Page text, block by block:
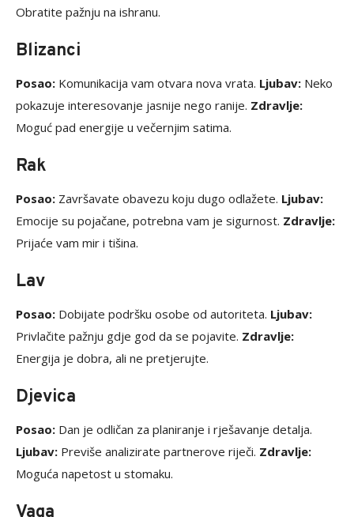
Obratite pažnju na ishranu.
Blizanci
Posao: Komunikacija vam otvara nova vrata. Ljubav: Neko
pokazuje interesovanje jasnije nego ranije. Zdravlje:
Moguć pad energije u večernjim satima.
Rak
Posao: Završavate obavezu koju dugo odlažete. Ljubav:
Emocije su pojačane, potrebna vam je sigurnost. Zdravlje:
Prijaće vam mir i tišina.
Lav
Posao: Dobijate podršku osobe od autoriteta. Ljubav:
Privlačite pažnju gdje god da se pojavite. Zdravlje:
Energija je dobra, ali ne pretjerujte.
Djevica
Posao: Dan je odličan za planiranje i rješavanje detalja.
Ljubav: Previše analizirate partnerove riječi. Zdravlje:
Moguća napetost u stomaku.
Vaga